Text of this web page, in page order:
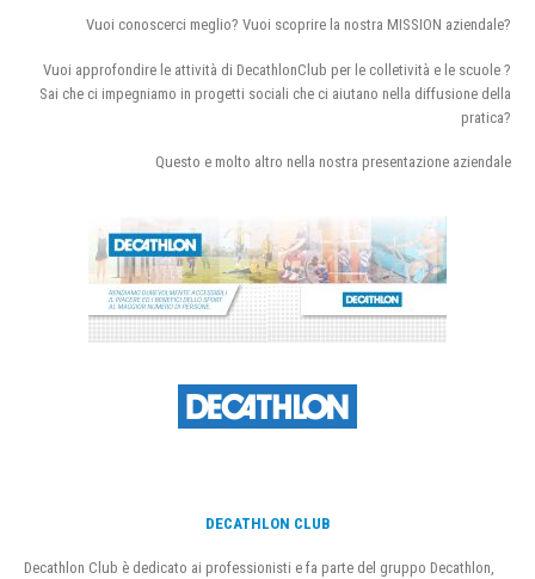
Vuoi conoscerci meglio? Vuoi scoprire la nostra MISSION aziendale?
Vuoi approfondire le attività di DecathlonClub per le colletività e le scuole ?
Sai che ci impegniamo in progetti sociali che ci aiutano nella diffusione della
pratica?
Questo e molto altro nella nostra presentazione aziendale
DECATHLON CLUB
Decathlon Club è dedicato ai professionisti e fa parte del gruppo Decathlon,